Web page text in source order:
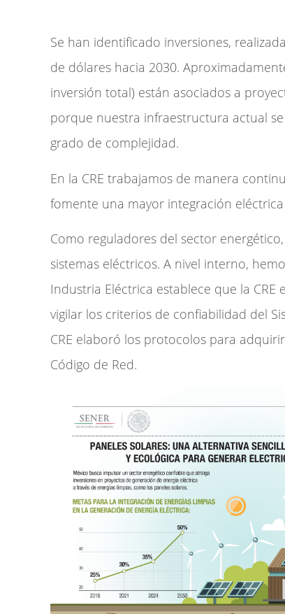
Se han identificado inversiones,
de dólares hacia 2030.
inversión total) están asociados a
porque nuestra infraestructura actual
grado de complejidad.
En la CRE trabajamos de manera
fomente una mayor integración
Como reguladores del sector
sistemas eléctricos. A nivel interno,
Industria Eléctrica establece que la
vigilar los criterios de confiabilidad del
CRE elaboró los protocolos para
Código de Red.